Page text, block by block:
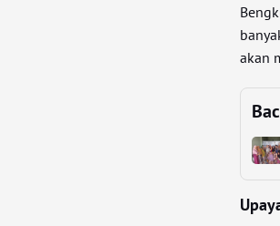
akan